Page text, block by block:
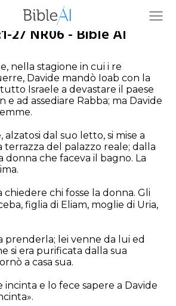
27 NR06 - Bible AI
nella stagione in cui i re
Davide mandò Ioab con la
Israele a devastare il paese
e ad assediare Rabba; ma Davide
alzatosi dal suo letto, si mise a
terrazza del palazzo reale; dalla
donna che faceva il bagno. La
chiedere chi fosse la donna. Gli
figlia di Eliam, moglie di Uria,
prenderla; lei venne da lui ed
si era purificata dalla sua
a casa sua.
incinta e lo fece sapere a Davide